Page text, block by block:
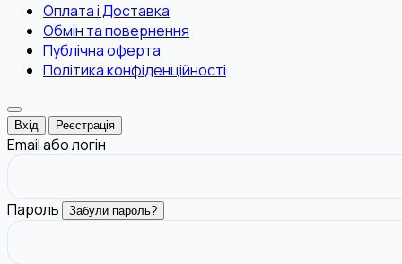
Оплата і Доставка
Обмін та повернення
Публічна оферта
Політика конфіденційності
Вхід Реєстрація
Email або логін
Пароль Забули пароль?